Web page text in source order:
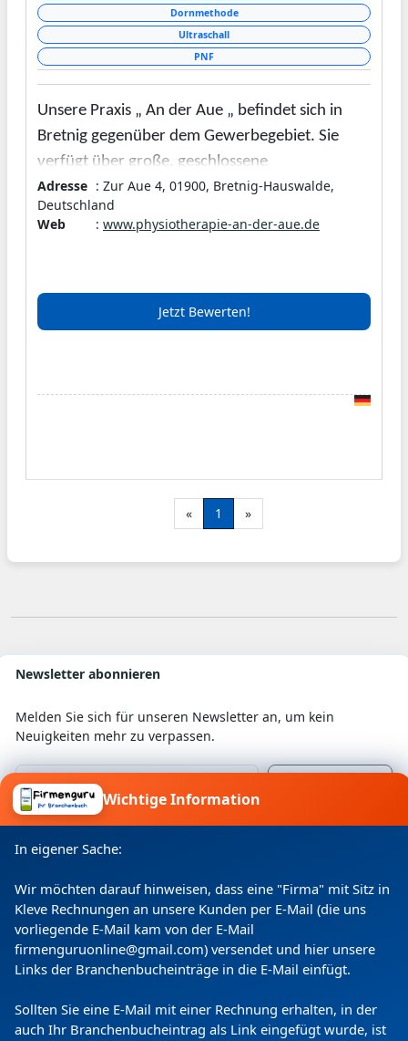
Dornmethode
Ultraschall
PNF
Unsere Praxis „ An der Aue „ befindet sich in
Bretnig gegenüber dem Gewerbegebiet. Sie
verfügt über große, geschlossene
Behandlungsräume, in denen sich die Patienten
wohlfühlen und entspannen können.
individuell auf den Bedarf unserer Kunden, im
Rahmen der Kassenleistungen oder Privat,
Adresse : Zur Aue 4, 01900, Bretnig-Hauswalde,
Deutschland
Web
: www.physiotherapie-an-der-aue.de
Jetzt Bewerten!
« 1 »
Newsletter abonnieren
Melden Sie sich für unseren Newsletter an, um kein
Neuigkeiten mehr zu verpassen.
Ich willige ein, dass meine Angaben laut
werden.
Wichtige Information
In eigener Sache:
Wir möchten darauf hinweisen, dass eine "Firma" mit Sitz in
Kleve Rechnungen an unsere Kunden per E-Mail (die uns
vorliegende E-Mail kam von der E-Mail
firmenguruonline@gmail.com) versendet und hier unsere
Links der Branchenbucheinträge in die E-Mail einfügt.
Sollten Sie eine E-Mail mit einer Rechnung erhalten, in der
auch Ihr Branchenbucheintrag als Link eingefügt wurde, ist